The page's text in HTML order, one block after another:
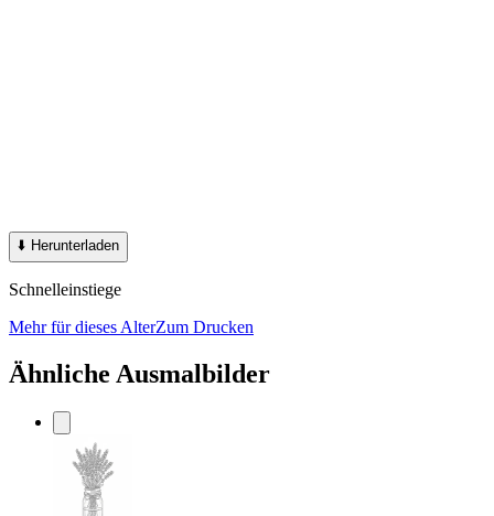
⬇️ Herunterladen
Schnelleinstiege
Mehr für dieses AlterZum Drucken
Ähnliche Ausmalbilder